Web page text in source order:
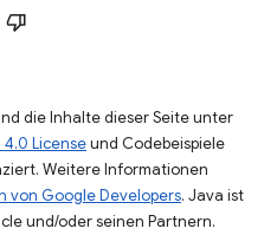
die Inhalte dieser Seite unter
Licenseund Codebeispiele
Weitere Informationen
von Google Developers. Java ist
und/oder seinen Partnern.